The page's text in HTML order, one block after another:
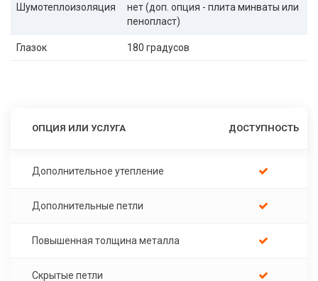
Шумотеплоизоляция
нет (доп. опция - плита минваты или
пенопласт)
Глазок 180 градусов
ОПЦИЯ ИЛИ УСЛУГА ДОСТУПНОСТЬ
Дополнительное утепление
Дополнительные петли
Повышенная толщина металла
Скрытые петли